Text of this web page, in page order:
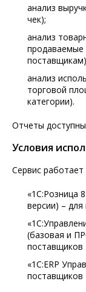
анализ
чек);
анализ
анализ
торговой
категории).
Отчеты
Условия
Сервис
«1С:Розница
версии) – для
(базовая и
поставщиков
«1С:ERP
поставщиков